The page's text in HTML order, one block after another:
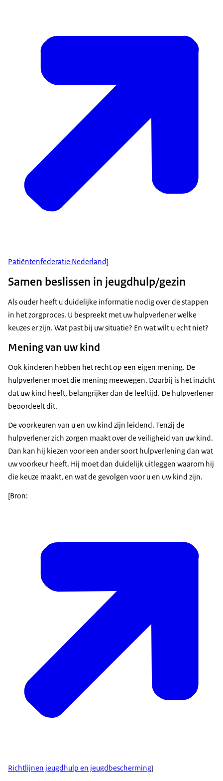
Patiëntenfederatie Nederland]
Samen beslissen in jeugdhulp/gezin
Als ouder heeft u duidelijke informatie nodig over de stappen
in het zorgproces. U bespreekt met uw hulpverlener welke
keuzes er zijn. Wat past bij uw situatie? En wat wilt u echt niet?
Mening van uw kind
Ook kinderen hebben het recht op een eigen mening. De
hulpverlener moet die mening meewegen. Daarbij is het inzicht
dat uw kind heeft, belangrijker dan de leeftijd. De hulpverlener
beoordeelt dit.
De voorkeuren van u en uw kind zijn leidend. Tenzij de
hulpverlener zich zorgen maakt over de veiligheid van uw kind.
Dan kan hij kiezen voor een ander soort hulpverlening dan wat
uw voorkeur heeft. Hij moet dan duidelijk uitleggen waarom hij
die keuze maakt, en wat de gevolgen voor u en uw kind zijn.
[Bron:
Richtlijnen jeugdhulp en jeugdbescherming]